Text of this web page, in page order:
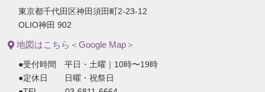
東京都千代田区神田須田町2-23-12
OLIO神田 902
地図はこちら＜Google Map＞
●受付時間 平日・土曜｜10時〜19時
●定休日 日曜・祝祭日